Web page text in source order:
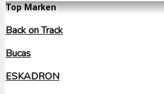
Top Marken
Back on Track
Bucas
ESKADRON